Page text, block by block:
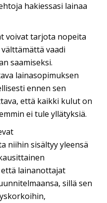
hakiessasi lainaa
voivat tarjota nopeita
vaadi
saamiseksi.
lainasopimuksen
ennen sen
että kaikki kulut on
ei tule yllätyksiä.
niihin sisältyy yleensä
lainanottajat
sillä sen